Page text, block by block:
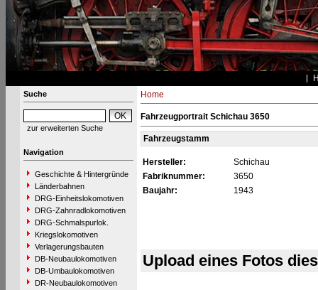
Suche
zur erweiterten Suche
Navigation
Geschichte & Hintergründe
Länderbahnen
DRG-Einheitslokomotiven
DRG-Zahnradlokomotiven
DRG-Schmalspurlok.
Kriegslokomotiven
Verlagerungsbauten
DB-Neubaulokomotiven
DB-Umbaulokomotiven
DR-Neubaulokomotiven
Home
Fahrzeugportrait Schichau 3650
Fahrzeugstamm
Hersteller:
Schichau
Fabriknummer:
3650
Baujahr:
1943
Upload eines Fotos